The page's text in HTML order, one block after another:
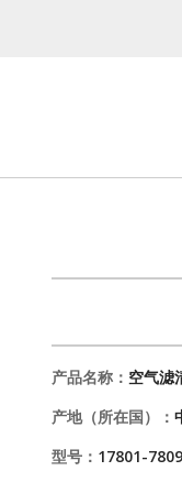
产品名称： 空气滤
产地（所在国）：
型号： 17801-